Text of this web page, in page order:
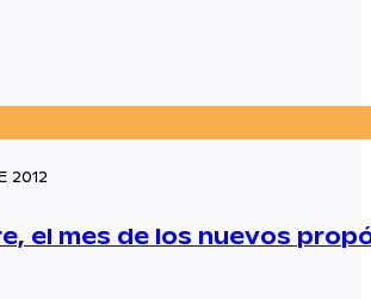
2012
el mes de los nuevos